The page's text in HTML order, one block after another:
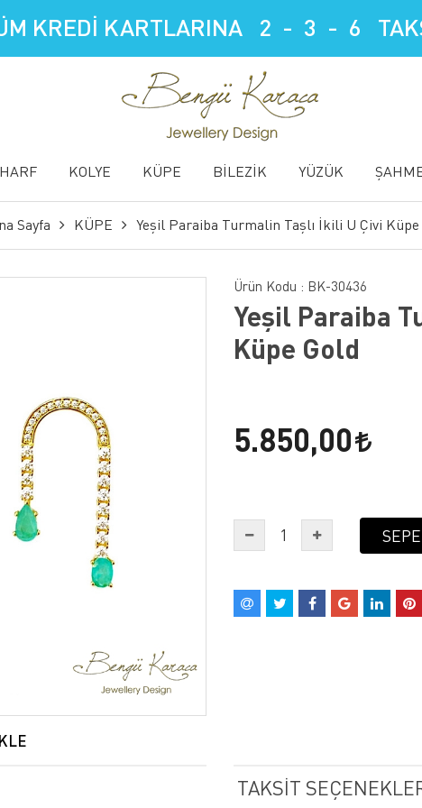
KREDİ KARTLARINA 2 - 3 - 6
KOLYE KÜPE BİLEZİK YÜZÜK
Sayfa KÜPE Yeşil Paraiba Turmalin Taşlı İkili U Çivi Küpe
Ürün Kodu : BK-30436
Yeşil Paraiba
Küpe Gold
5.850,00
TAKSIT